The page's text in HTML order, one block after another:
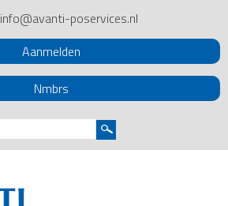
info@avanti-poservices.nl
Aanmelden
Nmbrs